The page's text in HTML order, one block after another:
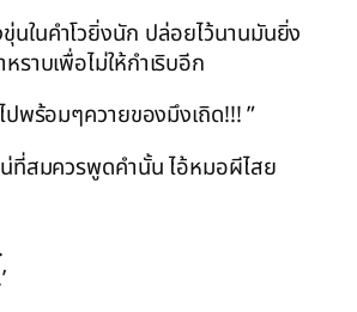
นในคำโวยิ่งนัก ปล่อยไว้นานมันยิ่ง
ราบเพื่อไม่ให้กำเริบอีก
ปพร้อมๆควายของมึงเถิด!!! ”
ที่สมควรพูดคำนั้น ไอ้หมอผีไสย